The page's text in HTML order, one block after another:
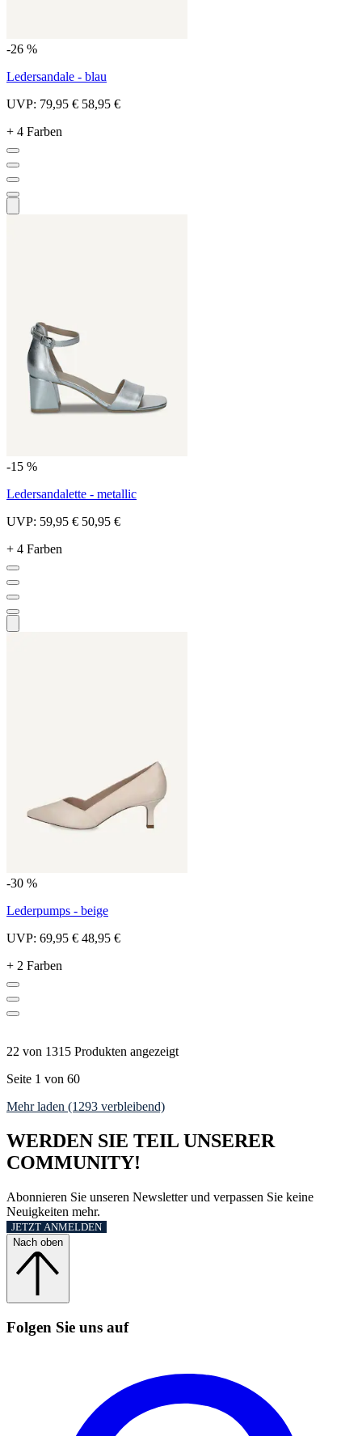
-26 %
Ledersandale - blau
UVP: 79,95 € 58,95 €
+ 4 Farben
-15 %
Ledersandalette - metallic
UVP: 59,95 € 50,95 €
+ 4 Farben
-30 %
Lederpumps - beige
UVP: 69,95 € 48,95 €
+ 2 Farben
22 von 1315 Produkten angezeigt
Seite 1 von 60
Mehr laden (1293 verbleibend)
WERDEN SIE TEIL UNSERER
COMMUNITY!
Abonnieren Sie unseren Newsletter und verpassen Sie keine
Neuigkeiten mehr.
JETZT ANMELDEN
Nach oben
Folgen Sie uns auf